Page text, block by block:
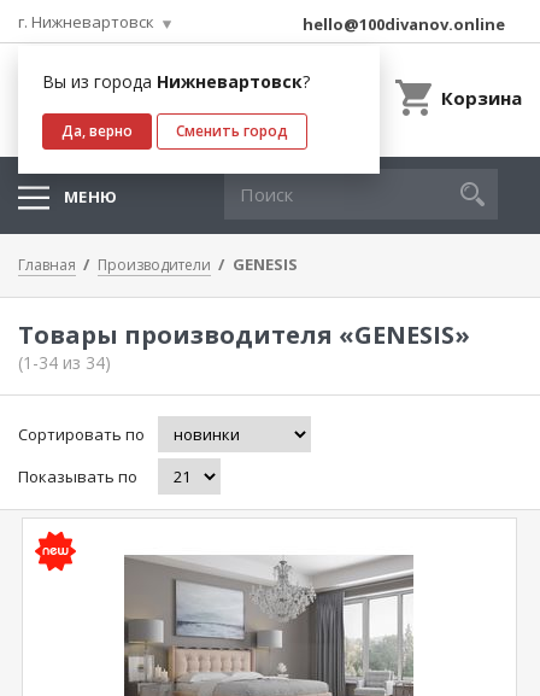
г. Нижневартовск
Вы из города Нижневартовск?
Да, верно Сменить город
hello@100divanov.online
Корзина
МЕНЮ
Главная Производители GENESIS
Товары производителя «GENESIS»
(1-34 из 34)
Сортировать по
Показывать по